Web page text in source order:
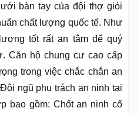
bàn tay của đội thợ giỏi
chất lượng quốc tế. Như
tốt rất an tâm để quý
Căn hộ chung cư cao cấp
trong việc chắc chắn an
ngũ phụ trách an ninh tại
bao gồm: Chốt an ninh cố